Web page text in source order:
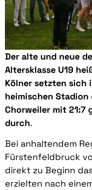
Der alte und neue
Altersklasse U19
Kölner setzten sich
heimischen
Chorweiler mit 21:7
durch.
Bei anhaltendem
Fürstenfeldbruck
direkt zu Beginn
erzielten nach